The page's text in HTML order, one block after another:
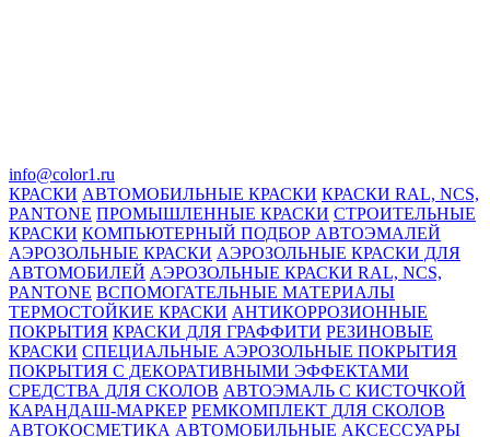
info@color1.ru
КРАСКИ АВТОМОБИЛЬНЫЕ КРАСКИ КРАСКИ RAL, NCS,
PANTONE ПРОМЫШЛЕННЫЕ КРАСКИ СТРОИТЕЛЬНЫЕ
КРАСКИ КОМПЬЮТЕРНЫЙ ПОДБОР АВТОЭМАЛЕЙ
АЭРОЗОЛЬНЫЕ КРАСКИ АЭРОЗОЛЬНЫЕ КРАСКИ ДЛЯ
АВТОМОБИЛЕЙ АЭРОЗОЛЬНЫЕ КРАСКИ RAL, NCS,
PANTONE ВСПОМОГАТЕЛЬНЫЕ МАТЕРИАЛЫ
ТЕРМОСТОЙКИЕ КРАСКИ АНТИКОРРОЗИОННЫЕ
ПОКРЫТИЯ КРАСКИ ДЛЯ ГРАФФИТИ РЕЗИНОВЫЕ
КРАСКИ СПЕЦИАЛЬНЫЕ АЭРОЗОЛЬНЫЕ ПОКРЫТИЯ
ПОКРЫТИЯ С ДЕКОРАТИВНЫМИ ЭФФЕКТАМИ
СРЕДСТВА ДЛЯ СКОЛОВ АВТОЭМАЛЬ С КИСТОЧКОЙ
КАРАНДАШ-МАРКЕР РЕМКОМПЛЕКТ ДЛЯ СКОЛОВ
АВТОКОСМЕТИКА АВТОМОБИЛЬНЫЕ АКСЕССУАРЫ